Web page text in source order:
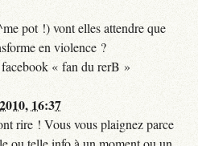
pot !) vont elles attendre que
en violence ?
« fan du rerB »
16:37
rire ! Vous vous plaignez parce